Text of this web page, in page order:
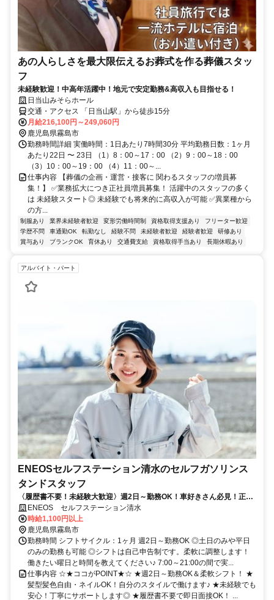
あの人らしさを最大限伝えるお葬式を作る葬儀スタッ
フ
未経験歓迎！中高年活躍中！地元で安定勤務&高収入も目指せる！
日当山みそらホール
交通・アクセス 「日当山駅」から徒歩15分
月給216,100円～249,060円
鹿児島県霧島市
勤務時間詳細 実働時間：1日あたり7時間30分 平均勤務日数：1ヶ月
あたり22日 〜 23日 （1）8：00～17：00 （2）9：00～18：00
（3）10：00～19：00 （4）11：00～...
仕事内容 【葬儀の企画・運営・接客に 関わるスタッフの増員募
集！】 ✅業務拡大につき正社員増員募集！ 活躍中のスタッフの多く
は 未経験スタート◎ 未経験でも将来的に高収入が可能 ✅異業種から
の方...
制服あり 業界未経験者歓迎 変形労働時間制 資格取得支援あり
フリーター歓迎
学歴不問
車通勤OK 転勤なし 経験不問 未経験者歓迎 経験者歓迎
研修あり
賞与あり
ブランクOK 育休あり 交通費支給 資格取得手当あり 長期休暇あり
アルバイト・パート
ENEOSセルフステーション清水のセルフガソリンス
タンドスタッフ
〈履歴書不要！未経験大歓迎〉週2日～勤務OK！車好きさん必見！正社
員目指せます！髪色ネイル自由！
ENEOS セルフステーション清水
時給1,100円以上
鹿児島県霧島市
勤務時間 シフトサイクル：1ヶ月 週2日～勤務OK ◎土日のみや平日
のみの勤務も可能 ◎シフトは自己申告制です。柔軟に調整します！
働きたい曜日と時間を教えてください♪ 7:00～21:00の間で実...
仕事内容 ☆★ココがPOINT★☆ ★週2日～勤務OK＆柔軟シフト！ ★
髪型髪色自由・ネイルOK！自分のスタイルで働けます♪ ★未経験でも
安心！丁寧にサポートします◎ ★履歴書不要で即日面接OK！ ...